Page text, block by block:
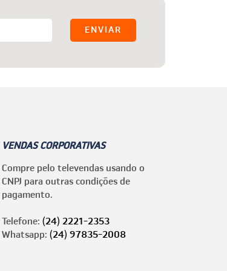
VENDAS CORPORATIVAS
Compre pelo televendas usando o
CNPJ para outras condições de
pagamento.
Telefone: (24) 2221-2353
Whatsapp: (24) 97835-2008